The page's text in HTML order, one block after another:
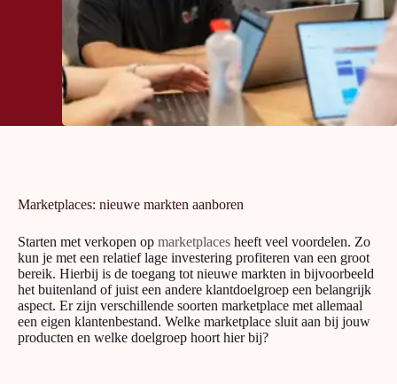
Marketplaces: nieuwe markten aanboren
Starten met verkopen op marketplaces heeft veel voordelen. Zo
kun je met een relatief lage investering profiteren van een groot
bereik. Hierbij is de toegang tot nieuwe markten in bijvoorbeeld
het buitenland of juist een andere klantdoelgroep een belangrijk
aspect. Er zijn verschillende soorten marketplace met allemaal
een eigen klantenbestand. Welke marketplace sluit aan bij jouw
producten en welke doelgroep hoort hier bij?